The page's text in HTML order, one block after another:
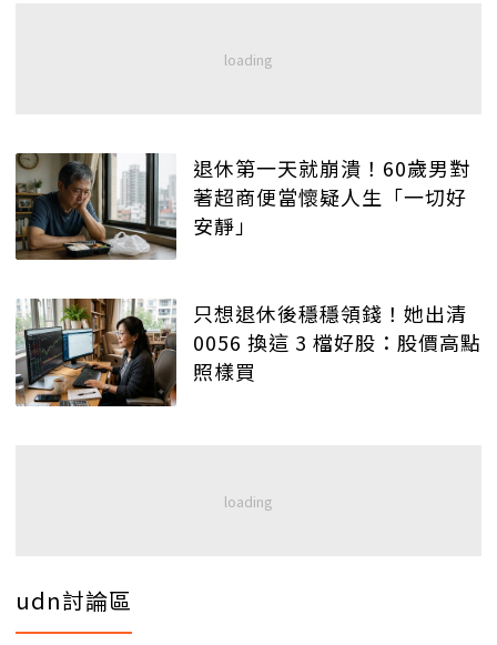
退休第一天就崩潰！60歲男對
著超商便當懷疑人生「一切好
安靜」
只想退休後穩穩領錢！她出清
0056 換這 3 檔好股：股價高點
照樣買
udn討論區